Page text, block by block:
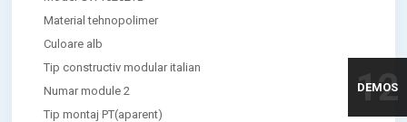
Material tehnopolimer
Culoare alb
Tip constructiv modular italian
Numar module 2
Tip montaj PT(aparent)
DEMOS
12